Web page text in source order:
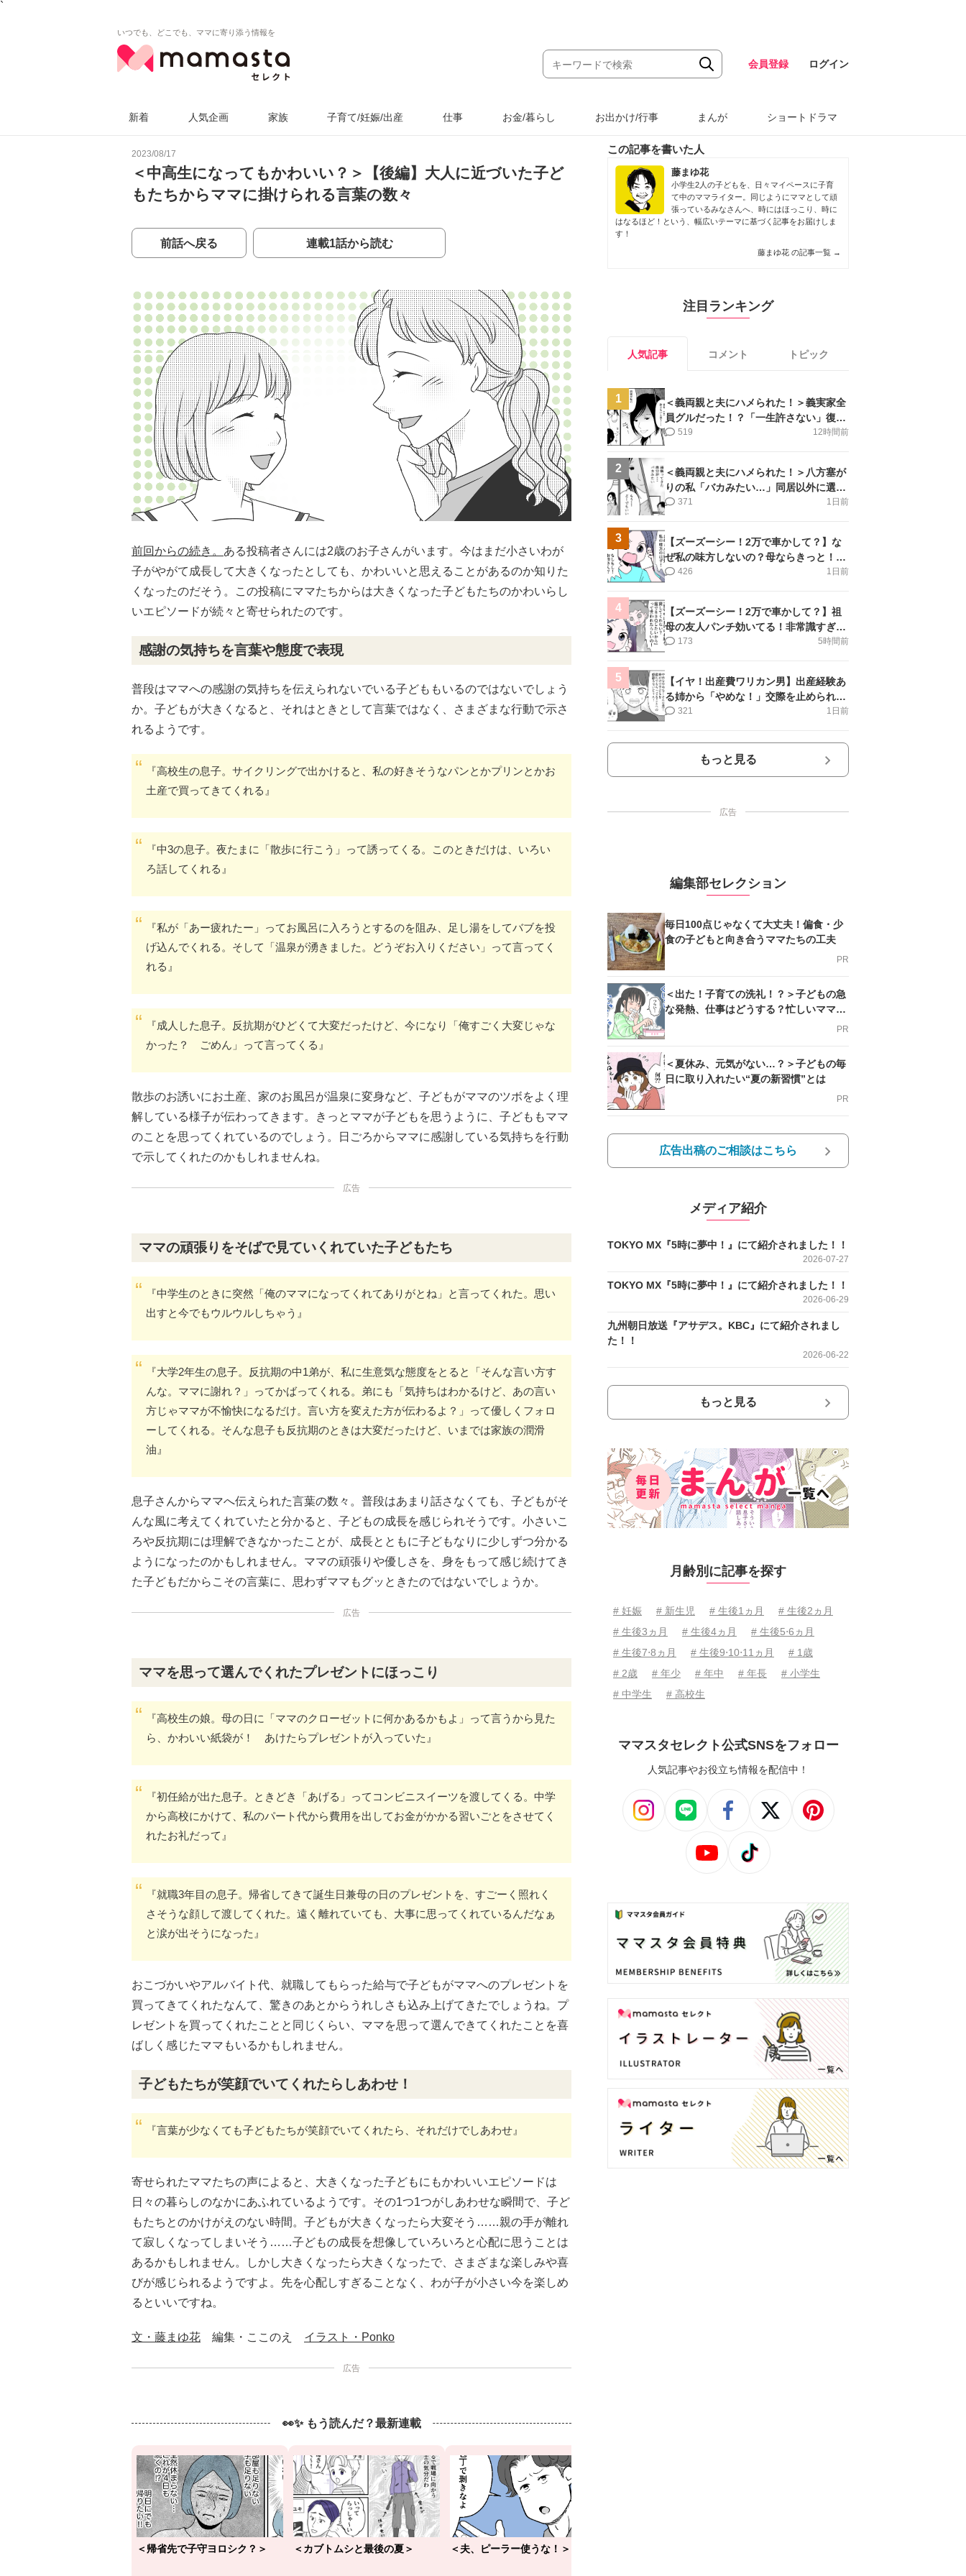
`
いつでも、どこでも、ママに寄り添う情報を
会員登録 ログイン
新着 人気企画 家族 子育て/妊娠/出産 仕事 お金/暮らし お出かけ/行事 まんが ショートドラマ
2023/08/17
＜中高生になってもかわいい？＞【後編】大人に近づいた子ど
もたちからママに掛けられる言葉の数々
前話へ戻る 連載1話から読む
前回からの続き。 ある投稿者さんには2歳のお子さんがいます。今はまだ小さいわが
子がやがて成長して大きくなったとしても、かわいいと思えることがあるのか知りた
くなったのだそう。この投稿にママたちからは大きくなった子どもたちのかわいらし
いエピソードが続々と寄せられたのです。
感謝の気持ちを言葉や態度で表現
普段はママへの感謝の気持ちを伝えられないでいる子どももいるのではないでしょう
か。子どもが大きくなると、それはときとして言葉ではなく、さまざまな行動で示さ
れるようです。
『高校生の息子。サイクリングで出かけると、私の好きそうなパンとかプリンとかお
土産で買ってきてくれる』
『中3の息子。夜たまに「散歩に行こう」って誘ってくる。このときだけは、いろい
ろ話してくれる』
『私が「あー疲れたー」ってお風呂に入ろうとするのを阻み、足し湯をしてバブを投
げ込んでくれる。そして「温泉が湧きました。どうぞお入りください」って言ってく
れる』
『成人した息子。反抗期がひどくて大変だったけど、今になり「俺すごく大変じゃな
かった？ ごめん」って言ってくる』
散歩のお誘いにお土産、家のお風呂が温泉に変身など、子どもがママのツボをよく理
解している様子が伝わってきます。きっとママが子どもを思うように、子どももママ
のことを思ってくれているのでしょう。日ごろからママに感謝している気持ちを行動
で示してくれたのかもしれませんね。
広告
ママの頑張りをそばで見ていくれていた子どもたち
『中学生のときに突然「俺のママになってくれてありがとね」と言ってくれた。思い
出すと今でもウルウルしちゃう』
『大学2年生の息子。反抗期の中1弟が、私に生意気な態度をとると「そんな言い方す
んな。ママに謝れ？」ってかばってくれる。弟にも「気持ちはわかるけど、あの言い
方じゃママが不愉快になるだけ。言い方を変えた方が伝わるよ？」って優しくフォロ
ーしてくれる。そんな息子も反抗期のときは大変だったけど、いまでは家族の潤滑
油』
息子さんからママへ伝えられた言葉の数々。普段はあまり話さなくても、子どもがそ
んな風に考えてくれていたと分かると、子どもの成長を感じられそうです。小さいこ
ろや反抗期には理解できなかったことが、成長とともに子どもなりに少しずつ分かる
ようになったのかもしれません。ママの頑張りや優しさを、身をもって感じ続けてき
た子どもだからこその言葉に、思わずママもグッときたのではないでしょうか。
広告
ママを思って選んでくれたプレゼントにほっこり
『高校生の娘。母の日に「ママのクローゼットに何かあるかもよ」って言うから見た
ら、かわいい紙袋が！ あけたらプレゼントが入っていた』
『初任給が出た息子。ときどき「あげる」ってコンビニスイーツを渡してくる。中学
から高校にかけて、私のパート代から費用を出してお金がかかる習いごとをさせてく
れたお礼だって』
『就職3年目の息子。帰省してきて誕生日兼母の日のプレゼントを、すごーく照れく
さそうな顔して渡してくれた。遠く離れていても、大事に思ってくれているんだなぁ
と涙が出そうになった』
おこづかいやアルバイト代、就職してもらった給与で子どもがママへのプレゼントを
買ってきてくれたなんて、驚きのあとからうれしさも込み上げてきたでしょうね。プ
レゼントを買ってくれたことと同じくらい、ママを思って選んできてくれたことを喜
ばしく感じたママもいるかもしれません。
子どもたちが笑顔でいてくれたらしあわせ！
『言葉が少なくても子どもたちが笑顔でいてくれたら、それだけでしあわせ』
寄せられたママたちの声によると、大きくなった子どもにもかわいいエピソードは
日々の暮らしのなかにあふれているようです。その1つ1つがしあわせな瞬間で、子ど
もたちとのかけがえのない時間。子どもが大きくなったら大変そう……親の手が離れ
て寂しくなってしまいそう……子どもの成長を想像していろいろと心配に思うことは
あるかもしれません。しかし大きくなったら大きくなったで、さまざまな楽しみや喜
びが感じられるようですよ。先を心配しすぎることなく、わが子が小さい今を楽しめ
るといいですね。
文・藤まゆ花 編集・ここのえ イラスト・Ponko
広告
👀✨ もう読んだ？最新連載
＜帰省先で子守ヨロシク？＞ ＜カブトムシと最後の夏＞ ＜夫、ピーラー使うな！＞
この記事を書いた人
藤まゆ花
小学生2人の子どもを、日々マイペースに子育
て中のママライター。同じようにママとして頑
張っているみなさんへ、時にはほっこり、時に
はなるほど！という、幅広いテーマに基づく記事をお届けしま
す！
藤まゆ花 の記事一覧 →
注目ランキング
人気記事 コメント トピック
1
＜義両親と夫にハメられた！＞義実家全
員グルだった！？「一生許さない」復讐
誓った私【第6話まんが】
12時間前
519
2
＜義両親と夫にハメられた！＞八方塞が
りの私「バカみたい…」同居以外に選択
肢がない【第5話まんが】
1日前
371
3
【ズーズーシー！2万で車かして？】な
ぜ私の味方しないの？母ならきっと！＜
第17話＞#4コマ母道場
1日前
426
4
【ズーズーシー！2万で車かして？】祖
母の友人パンチ効いてる！非常識すぎ＜
第18話＞#4コマ母道場
5時間前
173
5
【イヤ！出産費ワリカン男】出産経験あ
る姉から「やめな！」交際を止められ＜
第12話＞#4コマ母道場
1日前
321
もっと見る
広告
編集部セレクション
毎日100点じゃなくて大丈夫！偏食・少
食の子どもと向き合うママたちの工夫
PR
＜出た！子育ての洗礼！？＞子どもの急
な発熱、仕事はどうする？忙しいママを
PR
＜夏休み、元気がない…？＞子どもの毎
日に取り入れたい“夏の新習慣”とは
PR
広告出稿のご相談はこちら
メディア紹介
TOKYO MX『5時に夢中！』にて紹介されました！！
2026-07-27
TOKYO MX『5時に夢中！』にて紹介されました！！
2026-06-29
九州朝日放送『アサデス。KBC』にて紹介されまし
た！！
2026-06-22
もっと見る
月齢別に記事を探す
# 妊娠 # 新生児 # 生後1ヵ月
# 生後2ヵ月
# 生後3ヵ月
# 生後4ヵ月
# 生後5⋅6ヵ月
# 生後7⋅8ヵ月
# 生後9⋅10⋅11ヵ月
# 1歳
# 2歳
# 年少 # 年中 # 年長
# 小学生
# 中学生
# 高校生
ママスタセレクト公式SNSをフォロー
人気記事やお役立ち情報を配信中！